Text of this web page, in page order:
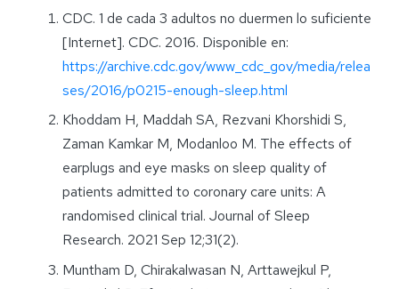
CDC. 1 de cada 3 adultos no duermen lo suficiente
[Internet]. CDC. 2016. Disponible en:
https://archive.cdc.gov/www_cdc_gov/media/relea
ses/2016/p0215-enough-sleep.html
Khoddam H, Maddah SA, Rezvani Khorshidi S,
Zaman Kamkar M, Modanloo M. The effects of
earplugs and eye masks on sleep quality of
patients admitted to coronary care units: A
randomised clinical trial. Journal of Sleep
Research. 2021 Sep 12;31(2).
Muntham D, Chirakalwasan N, Arttawejkul P,